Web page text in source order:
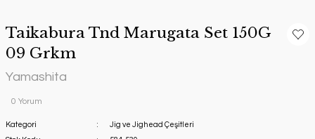
Taikabura Tnd Marugata Set 150G
09 Grkm
Yamashita
0 Yorum
Kategori
Jig ve Jighead Çeşitleri